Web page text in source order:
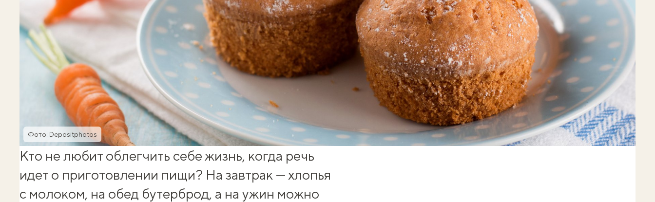
Фото: Depositphotos
Кто не любит облегчить себе жизнь, когда речь
идет о приготовлении пищи? На завтрак — хлопья
с молоком, на обед бутерброд, а на ужин можно